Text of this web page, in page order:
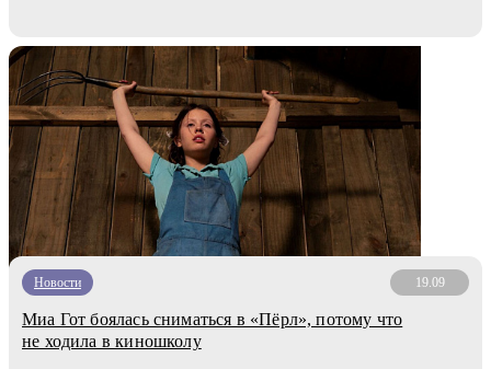
Новости 19.09
Миа Гот боялась сниматься в «Пёрл», потому что
не ходила в киношколу